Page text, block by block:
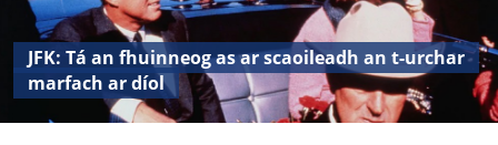
JFK: Tá an fhuinneog as ar scaoileadh an t-urchar
marfach ar díol